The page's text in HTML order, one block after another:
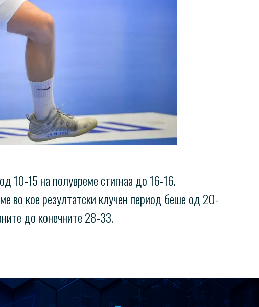
10-15 на полувреме стигнаа до 16-16.
во кое резултатски клучен период беше од 20-
до конечните 28-33.